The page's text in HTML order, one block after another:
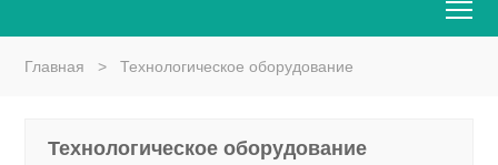
Главная > Технологическое оборудование
Технологическое оборудование